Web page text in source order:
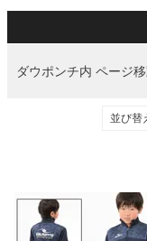
ダウポンチ内 ページ
並び替